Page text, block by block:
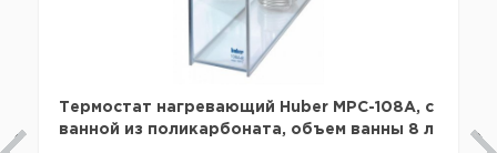
Термостат нагревающий Huber MPC-108A, с
ванной из поликарбоната, объем ванны 8 л